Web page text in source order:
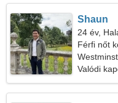
Shaun
24 év,
Férfi nőt
Valódi